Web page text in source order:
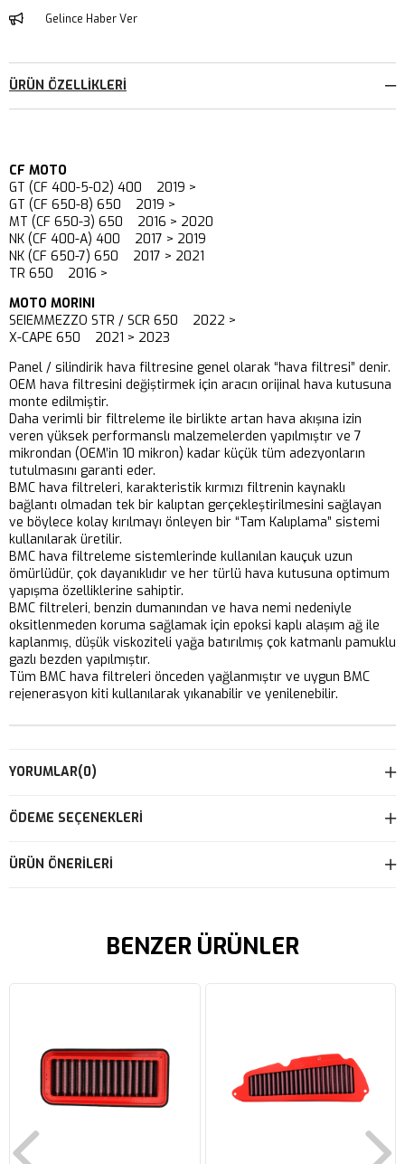
Gelince Haber Ver
ÜRÜN ÖZELLIKLERI
CF MOTO
GT (CF 400-5-02) 400 2019 >
GT (CF 650-8) 650 2019 >
MT (CF 650-3) 650 2016 > 2020
NK (CF 400-A) 400 2017 > 2019
NK (CF 650-7) 650 2017 > 2021
TR 650 2016 >
MOTO MORINI
SEIEMMEZZO STR / SCR 650 2022 >
X-CAPE 650 2021 > 2023
Panel / silindirik hava filtresine genel olarak “hava filtresi” denir.
OEM hava filtresini değiştirmek için aracın orijinal hava kutusuna
monte edilmiştir.
Daha verimli bir filtreleme ile birlikte artan hava akışına izin
veren yüksek performanslı malzemelerden yapılmıştır ve 7
mikrondan (OEM’in 10 mikron) kadar küçük tüm adezyonların
tutulmasını garanti eder.
BMC hava filtreleri, karakteristik kırmızı filtrenin kaynaklı
bağlantı olmadan tek bir kalıptan gerçekleştirilmesini sağlayan
ve böylece kolay kırılmayı önleyen bir “Tam Kalıplama” sistemi
kullanılarak üretilir.
BMC hava filtreleme sistemlerinde kullanılan kauçuk uzun
ömürlüdür, çok dayanıklıdır ve her türlü hava kutusuna optimum
yapışma özelliklerine sahiptir.
BMC filtreleri, benzin dumanından ve hava nemi nedeniyle
oksitlenmeden koruma sağlamak için epoksi kaplı alaşım ağ ile
kaplanmış, düşük viskoziteli yağa batırılmış çok katmanlı pamuklu
gazlı bezden yapılmıştır.
Tüm BMC hava filtreleri önceden yağlanmıştır ve uygun BMC
rejenerasyon kiti kullanılarak yıkanabilir ve yenilenebilir.
YORUMLAR(0)
ÖDEME SEÇENEKLERI
ÜRÜN ÖNERILERI
BENZER ÜRÜNLER